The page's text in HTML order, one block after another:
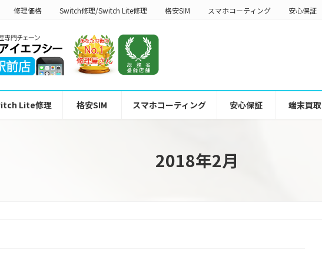
修理価格 Switch修理/Switch Lite修理 格安SIM スマホコーティング 安心保証
Lite修理 格安SIM スマホコーティング 安心保証 端末買取
2018年2月